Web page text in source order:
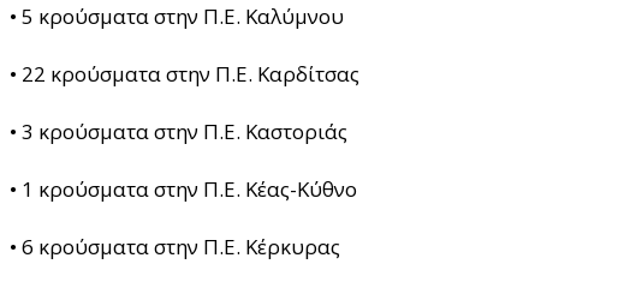
• 5 κρούσματα στην Π.Ε. Καλύμνου
• 22 κρούσματα στην Π.Ε. Καρδίτσας
• 3 κρούσματα στην Π.Ε. Καστοριάς
• 1 κρούσματα στην Π.Ε. Κέας-Κύθνο
• 6 κρούσματα στην Π.Ε. Κέρκυρας